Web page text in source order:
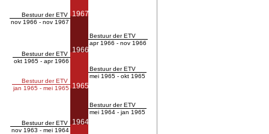
Bestuur der ETV
nov 1966 - nov 1967
Bestuur der ETV
okt 1965 - apr 1966
Bestuur der ETV
jan 1965 - mei 1965
Bestuur der ETV
nov 1963 - mei 1964
1967
1966
1965
1964
Bestuur der ETV
apr 1966 - nov 1966
Bestuur der ETV
mei 1965 - okt 1965
Bestuur der ETV
mei 1964 - jan 1965